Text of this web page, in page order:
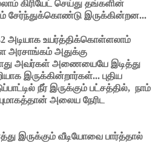
கிரியேட் செய்து தங்களின்
சேர்ந்துக்கொண்டு இருக்கின்றன...
அடியாக உயர்த்திக்கொள்ளலாம்
அரசாங்கம் அதுக்கு
அவர்கள் அணையையே இடித்து
இருக்கின்றார்கள்... புதிய
நீர் இருக்கும் பட்சத்தில், நாம்
அலைய நேரிட
இருக்கும் வீடியோவை பார்த்தால்